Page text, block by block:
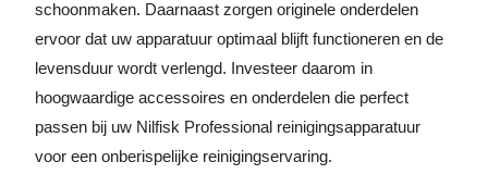
schoonmaken. Daarnaast zorgen originele onderdelen
ervoor dat uw apparatuur optimaal blijft functioneren en de
levensduur wordt verlengd. Investeer daarom in
hoogwaardige accessoires en onderdelen die perfect
passen bij uw Nilfisk Professional reinigingsapparatuur
voor een onberispelijke reinigingservaring.